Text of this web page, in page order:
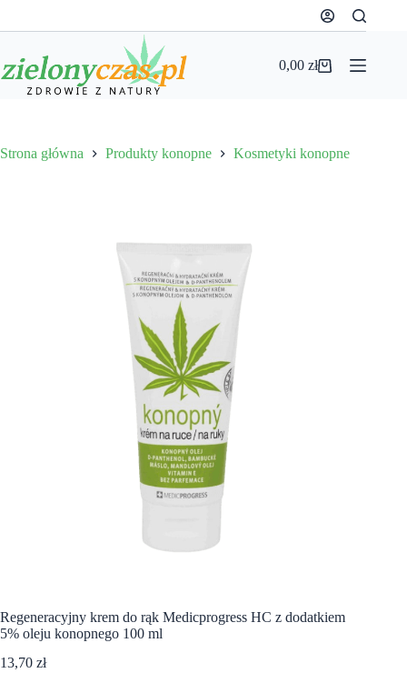
Koszyk
0,00zł
Strona główna Produkty konopne Kosmetyki konopne
Regeneracyjny krem do rąk Medicprogress HC z dodatkiem
5% oleju konopnego 100 ml
13,70 zł